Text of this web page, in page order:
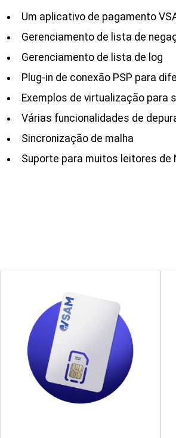
Um aplicativo de pagamento
Gerenciamento de lista de
Gerenciamento de lista de log
Plug-in de conexão PSP para
Exemplos de virtualização para
Várias funcionalidades de
Sincronização de malha
Suporte para muitos leitores de